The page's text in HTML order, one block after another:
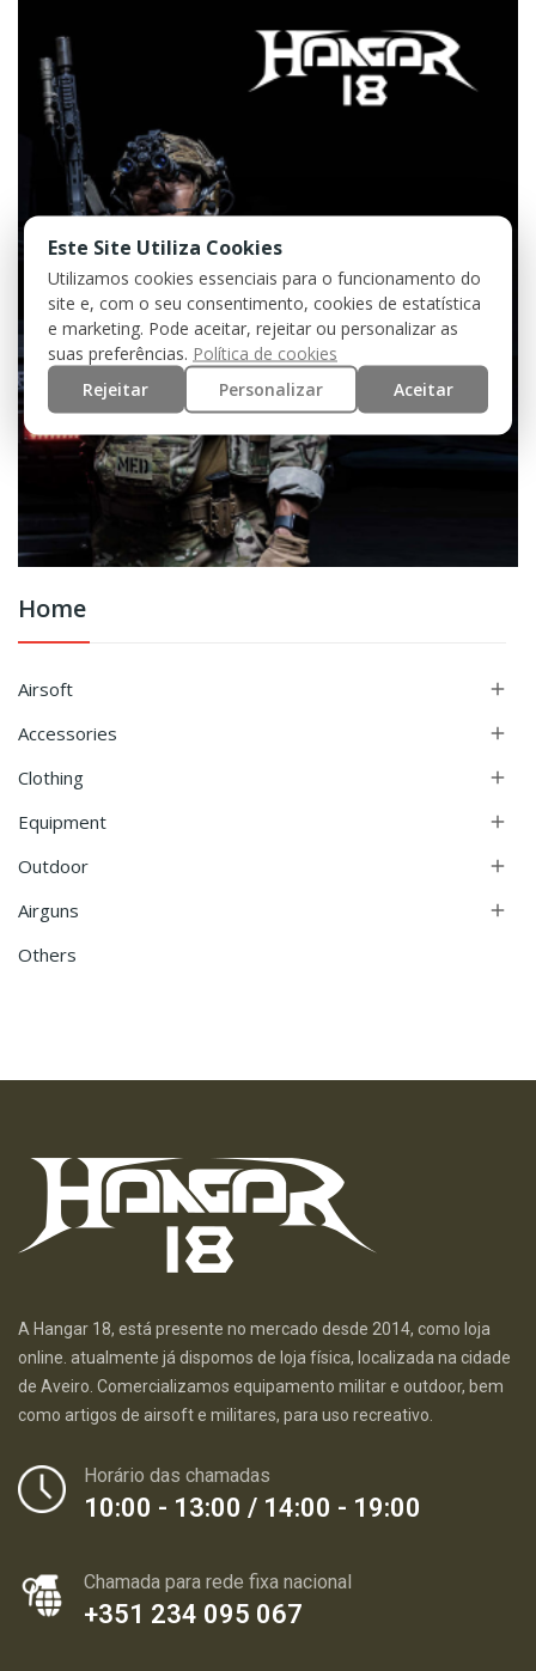
Home
Airsoft 
Accessories 
Clothing 
Equipment 
Outdoor 
Airguns 
Others
A Hangar 18, está presente no mercado desde 2014, como loja
online. atualmente já dispomos de loja física, localizada na cidade
de Aveiro. Comercializamos equipamento militar e outdoor, bem
como artigos de airsoft e militares, para uso recreativo.
Horário das chamadas
10:00 - 13:00 / 14:00 - 19:00
Chamada para rede fixa nacional
+351 234 095 067
Este Site Utiliza Cookies
Utilizamos cookies essenciais para o funcionamento do
site e, com o seu consentimento, cookies de estatística
e marketing. Pode aceitar, rejeitar ou personalizar as
suas preferências. Política de cookies
Rejeitar
Personalizar Aceitar